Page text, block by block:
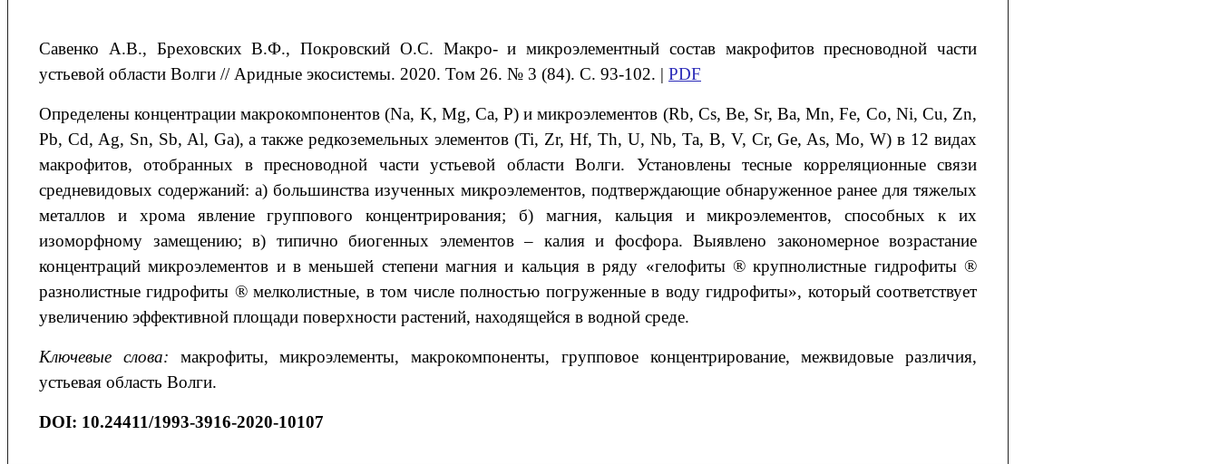
Савенко А.В., БреховскихВ.Ф., Покровский О.С. Макро- и микроэлементный состав макрофитов пресноводной части
устьевой области Волги // Аридные экосистемы. 2020. Том 26. № 3 (84). С. 93-102. | PDF
Определены концентрации макрокомпонентов (Na, K, Mg, Ca, P) и микроэлементов (Rb, Cs, Be, Sr, Ba, Mn, Fe, Co, Ni, Cu, Zn,
Pb, Cd, Ag, Sn, Sb, Al, Ga), а также редкоземельных элементов (Ti, Zr, Hf, Th, U, Nb, Ta, B, V, Cr, Ge, As, Mo, W) в 12 видах
макрофитов, отобранных в пресноводной части устьевой области Волги. Установлены тесные корреляционные связи
средневидовых содержаний: а) большинства изученных микроэлементов, подтверждающие обнаруженное ранее для тяжелых
металлов и хрома явление группового концентрирования; б) магния, кальция и микроэлементов, способных к их
изоморфному замещению; в) типично биогенных элементов – калия и фосфора. Выявлено закономерное возрастание
концентраций микроэлементов и в меньшей степени магния и кальция в ряду «гелофиты ® крупнолистные гидрофиты ®
разнолистные гидрофиты ® мелколистные, в том числе полностью погруженные в воду гидрофиты», который соответствует
увеличению эффективной площади поверхности растений, находящейся в водной среде.
Ключевые слова: макрофиты, микроэлементы, макрокомпоненты, групповое концентрирование, межвидовые различия,
устьевая область Волги.
DOI: 10.24411/1993-3916-2020-10107